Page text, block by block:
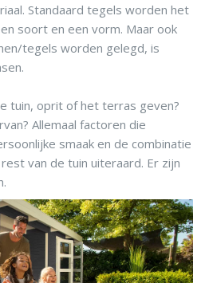
Standaard tegels worden het
soort en een vorm. Maar ook
tegels worden gelegd, is
tuin, oprit of het terras geven?
Allemaal factoren die
smaak en de combinatie
van de tuin uiteraard. Er zijn